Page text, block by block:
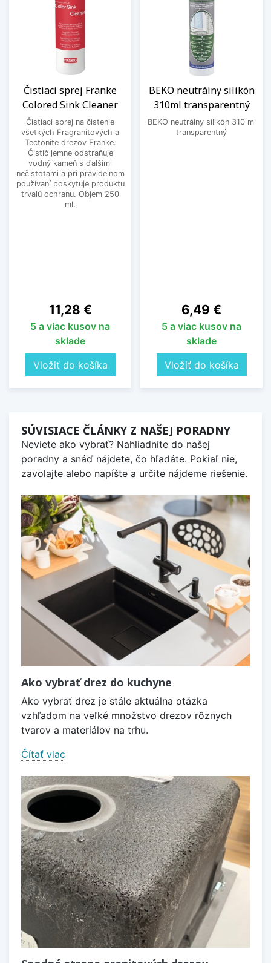
Čistiaci sprej Franke
Colored Sink Cleaner
Čistiaci sprej na čistenie
všetkých Fragranitových a
Tectonite drezov Franke.
Čistič jemne odstraňuje
vodný kameň s ďalšími
nečistotami a pri pravidelnom
používaní poskytuje produktu
trvalú ochranu. Objem 250
ml.
Cena
11,28 €
5 a viac kusov na
sklade
Vložiť do košíka
BEKO neutrálny silikón
310ml transparentný
BEKO neutrálny silikón 310 ml
transparentný
Cena
6,49 €
5 a viac kusov na
sklade
Vložiť do košíka
SÚVISIACE ČLÁNKY Z NAŠEJ PORADNY
Neviete ako vybrať? Nahliadnite do našej
poradny a snáď nájdete, čo hľadáte. Pokiaľ nie,
zavolajte alebo napíšte a určite nájdeme riešenie.
Ako vybrať drez do kuchyne
Ako vybrať drez je stále aktuálna otázka
vzhľadom na veľké množstvo drezov rôznych
tvarov a materiálov na trhu.
Čítať viac